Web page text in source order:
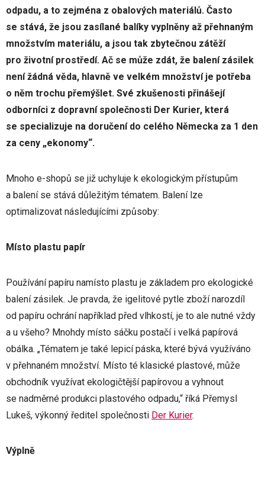
odpadu, a to zejména z obalových materiálů. Často
se stává, že jsou zasílané balíky vyplněny až přehnaným
množstvím materiálu, a jsou tak zbytečnou zátěží
pro životní prostředí. Ač se může zdát, že balení zásilek
není žádná věda, hlavně ve velkém množství je potřeba
o něm trochu přemýšlet. Své zkušenosti přinášejí
odborníci z dopravní společnosti Der Kurier, která
se specializuje na doručení do celého Německa za 1 den
za ceny „ekonomy“.
Mnoho e-shopů se již uchyluje k ekologickým přístupům
a balení se stává důležitým tématem. Balení lze
optimalizovat následujícími způsoby:
Místo plastu papír
Používání papíru namísto plastu je základem pro ekologické
balení zásilek. Je pravda, že igelitové pytle zboží narozdíl
od papíru ochrání například před vlhkostí, je to ale nutné vždy
a u všeho? Mnohdy místo sáčku postačí i velká papírová
obálka. „Tématem je také lepicí páska, které bývá využíváno
v přehnaném množství. Místo té klasické plastové, může
obchodník využívat ekologičtější papírovou a vyhnout
se nadměrné produkci plastového odpadu,“ říká Přemysl
Lukeš, výkonný ředitel společnosti Der Kurier.
Výplně